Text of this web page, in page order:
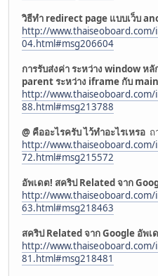
วิธีทำ redirect page แบบเว็บ
http://
04.html#msg206604
การรับส่งค่า ระหว่าง window ห
parent ระหว่าง iframe กับ
http://
88.html#msg213788
@ คืออะไรครับ ไว้ทำอะไรเหรอ ถ
http://
72.html#msg215572
อัพเดต! สคริป Related จาก
http://
63.html#msg218463
สคริป Related จาก Google อัพเ
http://
81.html#msg218481